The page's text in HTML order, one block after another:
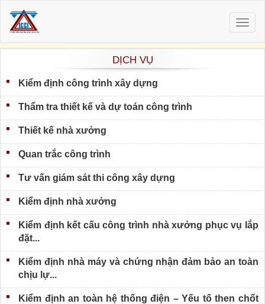
DỊCH VỤ
Kiểm định công trình xây dựng
Thẩm tra thiết kế và dự toán công trình
Thiết kế nhà xưởng
Quan trắc công trình
Tư vấn giám sát thi công xây dựng
Kiểm định nhà xưởng
Kiểm định kết cấu công trình nhà xưởng phục vụ lắp
đặt...
Kiểm định nhà máy và chứng nhận đảm bảo an toàn
chịu lự...
Kiểm định an toàn hệ thống điện – Yếu tố then chốt